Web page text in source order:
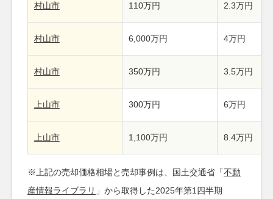
村山市 110万円 2.3万円
村山市 6,000万円 4万円
村山市 350万円 3.5万円
上山市 300万円 6万円
上山市 1,100万円 8.4万円
※上記の売却価格相場と売却事例は、国土交通省「不動
産情報ライブラリ 」から取得した2025年第1四半期